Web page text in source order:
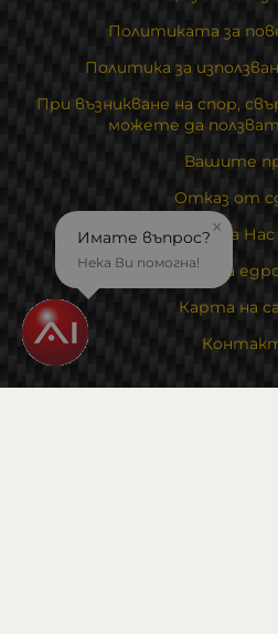
Политиката за
Политика за
При възникване на спор,
можете да
Вашите
Отказ от
За Нас
На
Карта на
×
Имате въпрос?
Нека Ви помогна!